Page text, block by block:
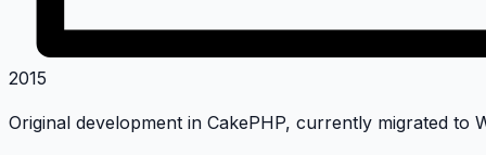
2015
Original development in CakePHP, currently migrated to